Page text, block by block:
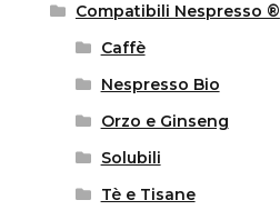
Compatibili Nespresso ®
Caffè
Nespresso Bio
Orzo e Ginseng
Solubili
Tè e Tisane